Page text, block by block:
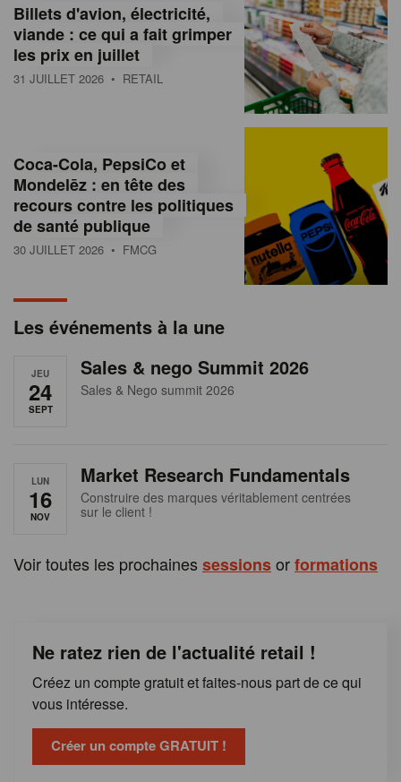
s
s
u
e
e
a
Billets d'avion, électricité,
viande : ce qui a fait grimper
les prix en juillet
31 JUILLET 2026 • RETAIL
Coca-Cola, PepsiCo et
Mondelēz : en tête des
recours contre les politiques
de santé publique
30 JUILLET 2026 • FMCG
Les événements à la une
JEU
24
SEPT
Sales & nego Summit 2026
Sales & Nego summit 2026
LUN
16
NOV
Market Research Fundamentals
Construire des marques véritablement centrées
sur le client !
Voir toutes les prochaines sessionsorformations
Ne ratez rien de l'actualité retail !
Créez un compte gratuit et faites-nous part de ce qui
vous intéresse.
Créer un compte GRATUIT !